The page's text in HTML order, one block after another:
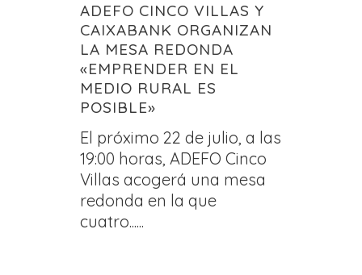
ADEFO CINCO VILLAS Y
CAIXABANK ORGANIZAN
LA MESA REDONDA
«EMPRENDER EN EL
MEDIO RURAL ES
POSIBLE»
El próximo 22 de julio, a las
19:00 horas, ADEFO Cinco
Villas acogerá una mesa
redonda en la que
cuatro......